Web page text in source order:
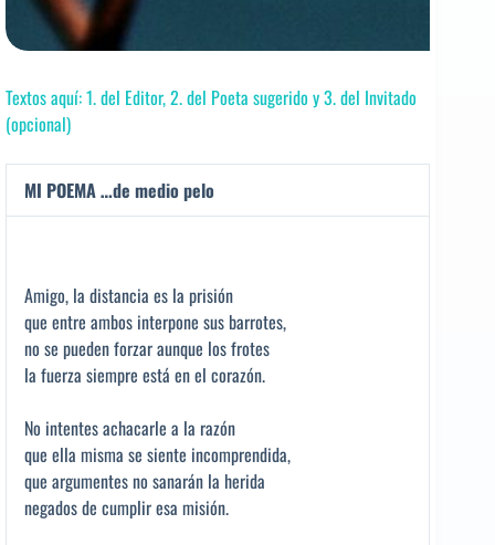
Textos aquí: 1. del Editor, 2. del Poeta sugerido y 3. del Invitado
(opcional)
MI POEMA …de medio pelo
Amigo, la distancia es la prisión
que entre ambos interpone sus barrotes,
no se pueden forzar aunque los frotes
la fuerza siempre está en el corazón.
No intentes achacarle a la razón
que ella misma se siente incomprendida,
que argumentes no sanarán la herida
negados de cumplir esa misión.